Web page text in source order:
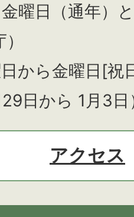
曜日（通年）と
から金曜日[祝
日から 1月3
アクセス